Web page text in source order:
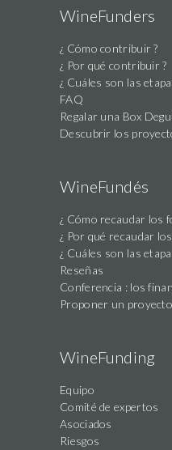
WineFunders
¿ Cómo contribuir ?
¿ Por qué contribuir ?
¿ Cuáles son las
FAQ
Regalar una Box
Descubrir los
WineFundés
¿ Cómo recaudar los
¿ Por qué recaudar
¿ Cuáles son las
Reseñas
Conferencia : los
Proponer un proyecto
WineFunding
Equipo
Comité de expertos
Asociados
Riesgos